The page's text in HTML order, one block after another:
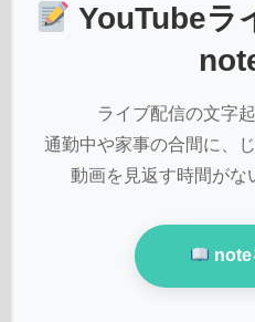
YouTubeラ
ライブ配信の文字
通勤中や家事の合間に、
動画を見返す時間がな
note